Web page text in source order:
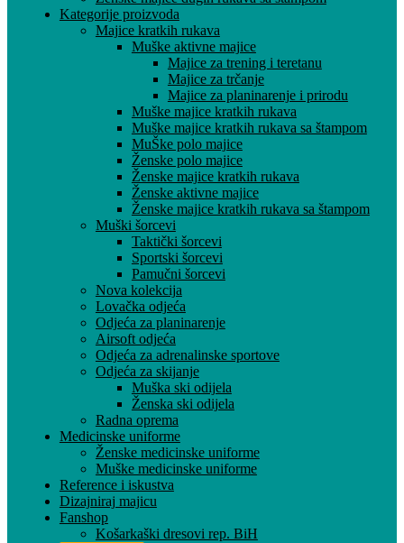
Kategorije proizvoda
Majice kratkih rukava
Muške aktivne majice
Majice za trening i teretanu
Majice za trčanje
Majice za planinarenje i prirodu
Muške majice kratkih rukava
Muške majice kratkih rukava sa štampom
MuŠke polo majice
Ženske polo majice
Ženske majice kratkih rukava
Ženske aktivne majice
Ženske majice kratkih rukava sa štampom
Muški šorcevi
Taktički šorcevi
Sportski šorcevi
Pamučni šorcevi
Nova kolekcija
Lovačka odjeća
Odjeća za planinarenje
Airsoft odjeća
Odjeća za adrenalinske sportove
Odjeća za skijanje
Muška ski odijela
Ženska ski odijela
Radna oprema
Medicinske uniforme
Ženske medicinske uniforme
Muške medicinske uniforme
Reference i iskustva
Dizajniraj majicu
Fanshop
Košarkaški dresovi rep. BiH